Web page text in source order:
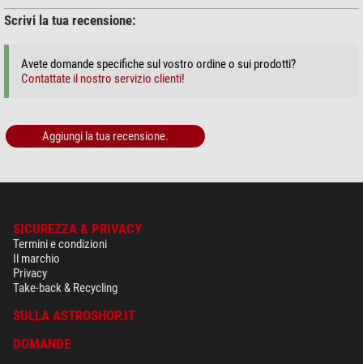
Generale
Peso (g)
Scrivi la tua recensione:
Avete domande specifiche sul vostro ordine o sui prodotti?
Contattate il nostro servizio clienti!
Aggiungi la tua recensione.
SICUREZZA & PRIVACY
Termini e condizioni
Il marchio
Privacy
Take-back & Recycling
SULLA ASTROSHOP.IT
DOMANDE